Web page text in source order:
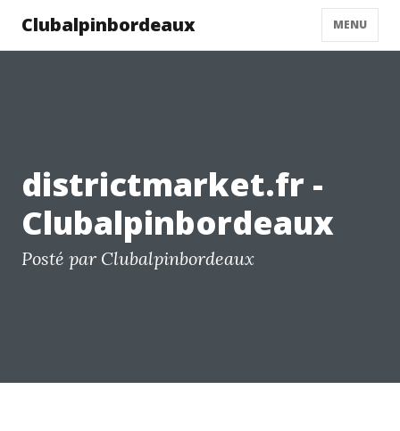
Clubalpinbordeaux MENU
districtmarket.fr -
Clubalpinbordeaux
Posté par Clubalpinbordeaux